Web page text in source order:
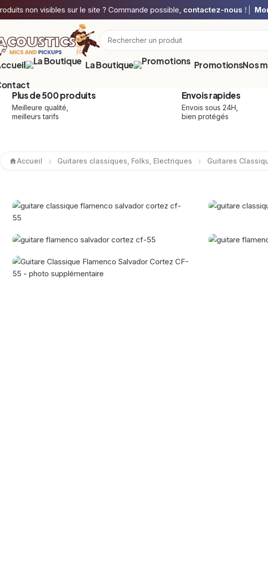
non visibles sur le site ? Commande possible, contactez-nous !
La Boutique PromotionsNos
Plus de 500 produits
Meilleure qualité,
meilleurs tarifs
Envois rapides
Envois sous 24H,
bien protégés
Accueil Guitares classiques, Folks, Electriques Guitares